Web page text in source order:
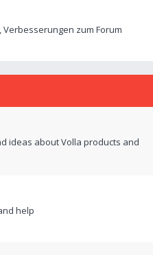
zum Forum
ideas about Volla products and
help